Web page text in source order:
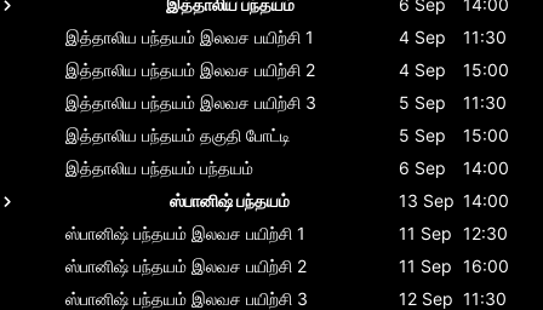
இத்தாலிய பந்தயம் இலவச பயிற்சி 1 4 Sep
11:30
இத்தாலிய பந்தயம் இலவச பயிற்சி 2 4 Sep
15:00
இத்தாலிய பந்தயம் இலவச பயிற்சி 3 5 Sep
11:30
இத்தாலிய பந்தயம் தகுதி போட்டி 5 Sep
15:00
இத்தாலிய பந்தயம் பந்தயம் 6 Sep
14:00
ஸ்பானிஷ் பந்தயம்
13 Sep 14:00
ஸ்பானிஷ் பந்தயம் இலவச பயிற்சி 1 11 Sep 12:30
ஸ்பானிஷ் பந்தயம் இலவச பயிற்சி 2 11 Sep 16:00
ஸ்பானிஷ் பந்தயம் இலவச பயிற்சி 3 12 Sep 11:30